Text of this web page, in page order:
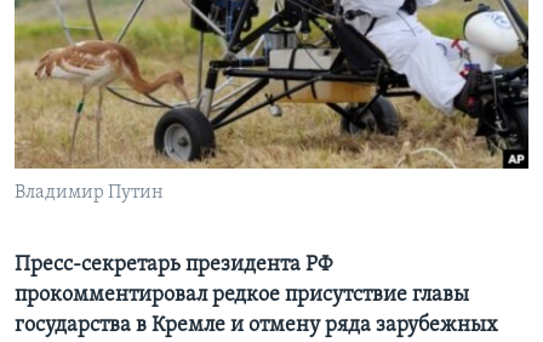
Learning English
СОЦИАЛЬНЫЕ СЕТИ
Владимир Путин
Пресс-секретарь президента РФ
прокомментировал редкое присутствие главы
государства в Кремле и отмену ряда зарубежных